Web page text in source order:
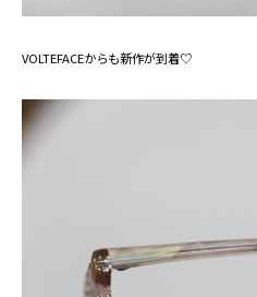
VOLTEFACEからも新作が到着♡